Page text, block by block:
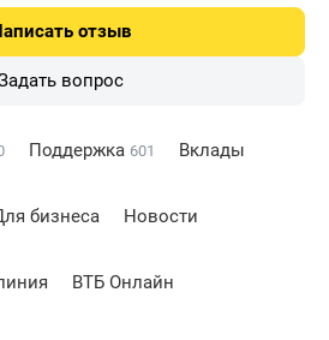
отзыв
вопрос
Поддержка 601 Вклады
бизнеса Новости
ВТБ Онлайн